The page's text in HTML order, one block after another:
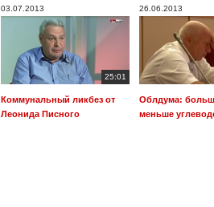
03.07.2013
25:01
Коммунальный ликбез от
Леонида Писного
26.06.2013
Облдума:
меньше